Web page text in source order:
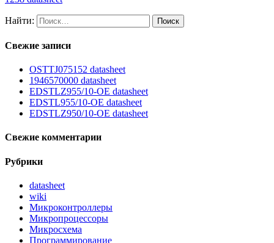
Найти:
Свежие записи
OSTTJ075152 datasheet
1946570000 datasheet
EDSTLZ955/10-OE datasheet
EDSTL955/10-OE datasheet
EDSTLZ950/10-OE datasheet
Свежие комментарии
Рубрики
datasheet
wiki
Микроконтроллеры
Микропроцессоры
Микросхема
Программирование